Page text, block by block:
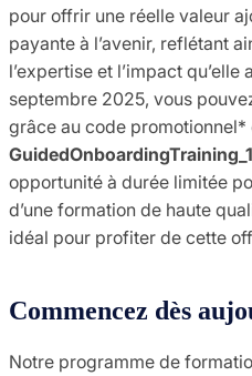
pour offrir une réelle valeur
payante à l’avenir, reflétant
l’expertise et l’impact qu’elle
septembre 2025, vous
grâce au code
opportunité à durée limitée
d’une formation de haute
idéal pour profiter de cette
Commencez dès
Notre programme de